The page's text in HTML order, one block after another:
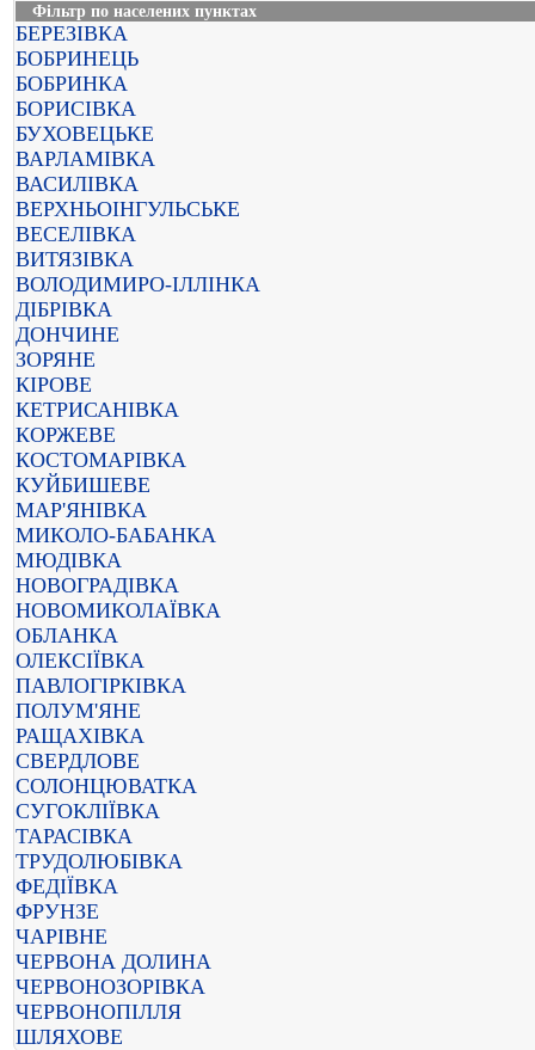
Фільтр по населених пунктах
БЕРЕЗІВКА
БОБРИНЕЦЬ
БОБРИНКА
БОРИСІВКА
БУХОВЕЦЬКЕ
ВАРЛАМІВКА
ВАСИЛІВКА
ВЕРХНЬОІНГУЛЬСЬКЕ
ВЕСЕЛІВКА
ВИТЯЗІВКА
ВОЛОДИМИРО-ІЛЛІНКА
ДІБРІВКА
ДОНЧИНЕ
ЗОРЯНЕ
КІРОВЕ
КЕТРИСАНІВКА
КОРЖЕВЕ
КОСТОМАРІВКА
КУЙБИШЕВЕ
МАР'ЯНІВКА
МИКОЛО-БАБАНКА
МЮДІВКА
НОВОГРАДІВКА
НОВОМИКОЛАЇВКА
ОБЛАНКА
ОЛЕКСІЇВКА
ПАВЛОГІРКІВКА
ПОЛУМ'ЯНЕ
РАЩАХІВКА
СВЕРДЛОВЕ
СОЛОНЦЮВАТКА
СУГОКЛІЇВКА
ТАРАСІВКА
ТРУДОЛЮБІВКА
ФЕДІЇВКА
ФРУНЗЕ
ЧАРІВНЕ
ЧЕРВОНА ДОЛИНА
ЧЕРВОНОЗОРІВКА
ЧЕРВОНОПІЛЛЯ
ШЛЯХОВЕ